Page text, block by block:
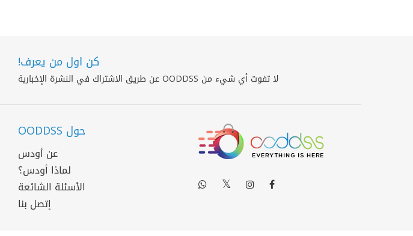
كن اول من يعرف!
لا تفوت أي شيء من OODDSS عن طريق الاشتراك في النشرة الإخبارية
حول OODDSS
عن أودس
لماذا أودس؟
الأسئلة الشائعة
إتصل بنا